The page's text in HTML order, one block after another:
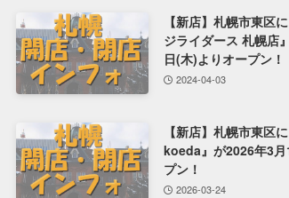
【新店】札幌市東区
ジライダース 札幌店
日(木)よりオープン！
2024-04-03
【新店】札幌市東区
koeda』が2026年3
プン！
2026-03-24